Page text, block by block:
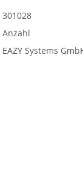
301028
Anzahl
EAZY Systems